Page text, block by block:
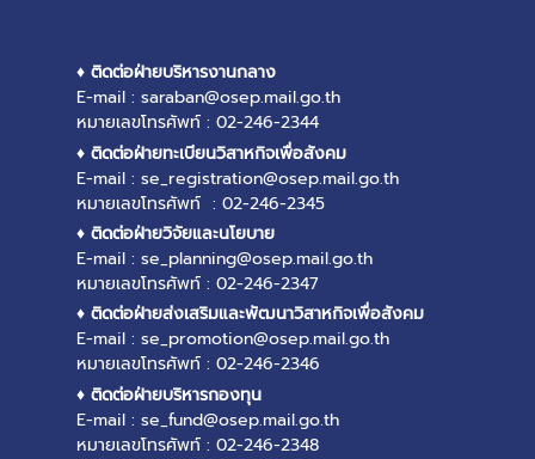
♦ ติดต่อฝ่ายบริหารงานกลาง
E-mail : saraban@osep.mail.go.th
หมายเลขโทรศัพท์ : 02-246-2344
♦ ติดต่อฝ่ายทะเบียนวิสาหกิจเพื่อสังคม
E-mail : se_registration@osep.mail.go.th
หมายเลขโทรศัพท์ : 02-246-2345
♦ ติดต่อฝ่ายวิจัยและนโยบาย
E-mail : se_planning@osep.mail.go.th
หมายเลขโทรศัพท์ : 02-246-2347
♦ ติดต่อฝ่ายส่งเสริมและพัฒนาวิสาหกิจเพื่อสังคม
E-mail : se_promotion@osep.mail.go.th
หมายเลขโทรศัพท์ : 02-246-2346
♦ ติดต่อฝ่ายบริหารกองทุน
E-mail : se_fund@osep.mail.go.th
หมายเลขโทรศัพท์ : 02-246-2348